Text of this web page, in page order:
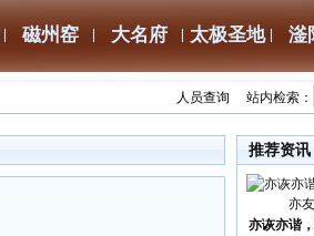
磁州窑 大名府 太极圣地 滏
人员查询 站内检索：
推荐资讯
亦诙亦谐